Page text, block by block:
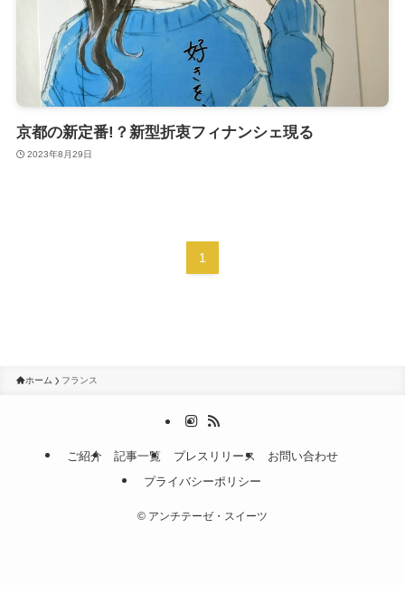
京都の新定番!？新型折衷フィナンシェ現る
2023年8月29日
1
ホーム フランス
ご紹介 記事一覧 プレスリリース
お問い合わせ
プライバシーポリシー
© アンチテーゼ・スイーツ